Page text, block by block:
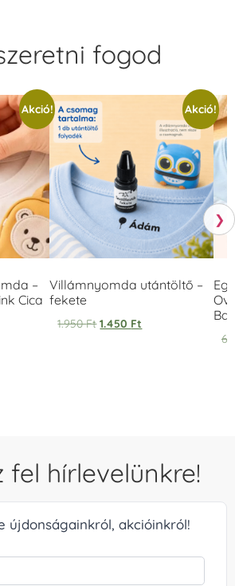
fogod
Akció!
–
Cica
Akció!
Villámnyomda utántöltő –
fekete
1.950Ft 1.450 Ft
❯
fel hírlevelünkre!
újdonságainkról, akcióinkról!